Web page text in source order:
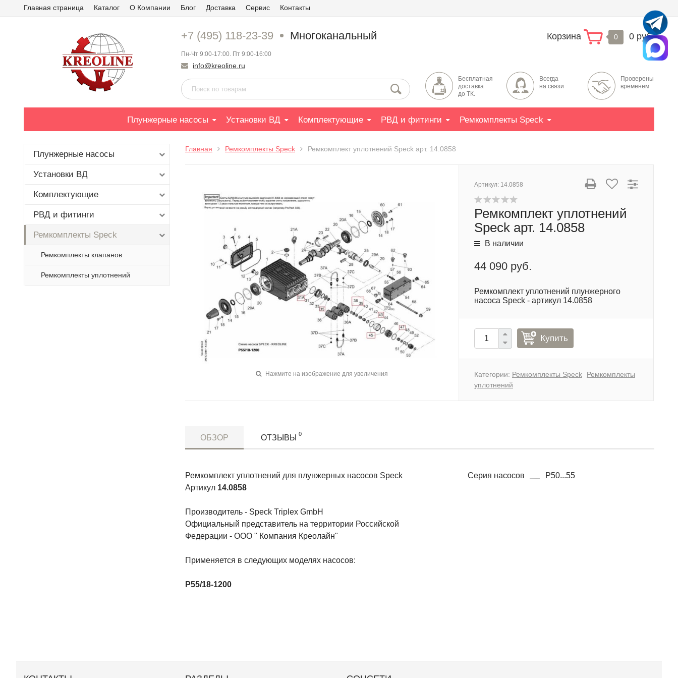
Главная страница Каталог О Компании Блог Доставка Сервис Контакты
+7 (495) 118-23-39 Многоканальный
Пн-Чт 9:00-17:00. Пт 9:00-16:00
info@kreoline.ru
Корзина 0 0 руб.
Бесплатная
доставка
до ТК.
Всегда
на связи
Проверены
временем
Плунжерные насосы Установки ВД Комплектующие РВД и фитинги Ремкомплекты Speck
Плунжерные насосы
Установки ВД
Комплектующие
РВД и фитинги
Ремкомплекты Speck
Ремкомплекты клапанов
Ремкомплекты уплотнений
Главная Ремкомплекты Speck Ремкомплект уплотнений Speck арт. 14.0858
Нажмите на изображение для увеличения
Артикул: 14.0858
Ремкомплект уплотнений
Speck арт. 14.0858
В наличии
44 090 руб.
Ремкомплект уплотнений плунжерного
насоса Speck - артикул 14.0858
Купить
Категории: Ремкомплекты Speck
Ремкомплекты
уплотнений
ОБЗОР ОТЗЫВЫ 0
Ремкомплект уплотнений для плунжерных насосов Speck
Артикул 14.0858
Производитель - Speck Triplex GmbH
Официальный представитель на территории Российской
Федерации - ООО " Компания Креолайн"
Применяется в следующих моделях насосов:
P55/18-1200
Серия насосов P50...55